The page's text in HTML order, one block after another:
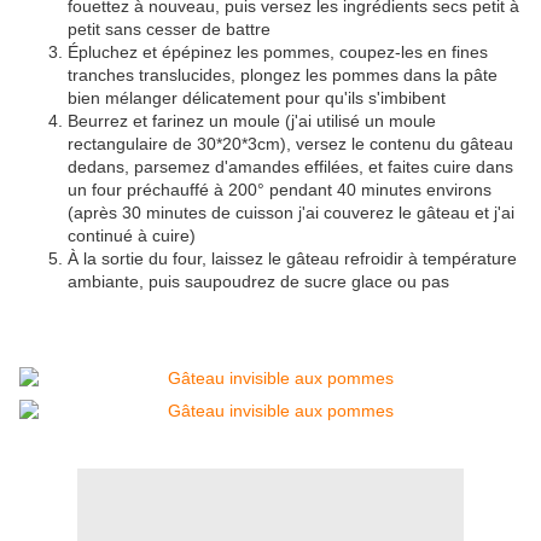
fouettez à nouveau, puis versez les ingrédients secs petit à
petit sans cesser de battre
Épluchez et épépinez les pommes, coupez-les en fines
tranches translucides, plongez les pommes dans la pâte
bien mélanger délicatement pour qu'ils s'imbibent
Beurrez et farinez un moule (j'ai utilisé un moule
rectangulaire de 30*20*3cm), versez le contenu du gâteau
dedans, parsemez d'amandes effilées, et faites cuire dans
un four préchauffé à 200° pendant 40 minutes environs
(après 30 minutes de cuisson j'ai couverez le gâteau et j'ai
continué à cuire)
À la sortie du four, laissez le gâteau refroidir à température
ambiante, puis saupoudrez de sucre glace ou pas